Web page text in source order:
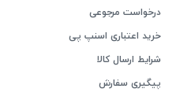
درخواست مرجوعی
خرید اعتباری اسنپ پی
شرایط ارسال کالا
پیگیری سفارش